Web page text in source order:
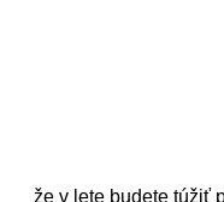
že v lete budete túžiť